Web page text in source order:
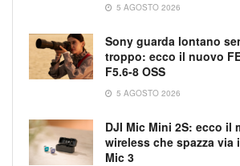
5 AGOSTO 2026
Sony guarda lontano
troppo: ecco il nuovo
F5.6-8 OSS
5 AGOSTO 2026
DJI Mic Mini 2S: ecco il
wireless che spazza via
Mic 3